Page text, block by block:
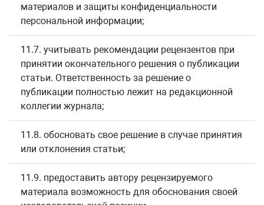
материалов и защиты конфиденциальности
персональной информации;
11.7. учитывать рекомендации рецензентов при
принятии окончательного решения о публикации
статьи. Ответственность за решение о
публикации полностью лежит на редакционной
коллегии журнала;
11.8. обосновать свое решение в случае принятия
или отклонения статьи;
11.9. предоставить автору рецензируемого
материала возможность для обоснования своей